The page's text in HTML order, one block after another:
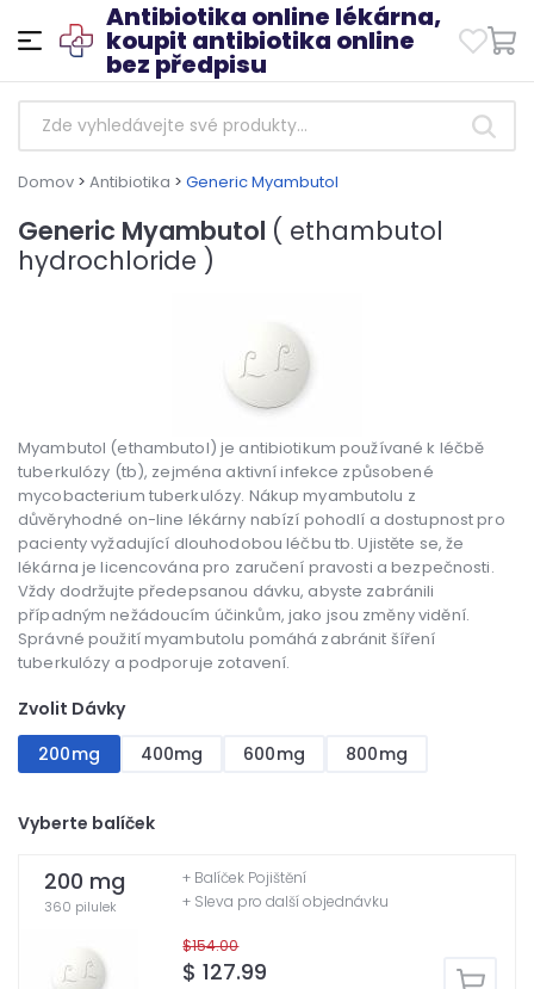
Antibiotika online lékárna,
koupit antibiotika online
bez předpisu
Domov > Antibiotika > Generic Myambutol
Generic Myambutol ( ethambutol
hydrochloride )
Myambutol (ethambutol) je antibiotikum používané k léčbě
tuberkulózy (tb), zejména aktivní infekce způsobené
mycobacterium tuberkulózy. Nákup myambutolu z
důvěryhodné on-line lékárny nabízí pohodlí a dostupnost pro
pacienty vyžadující dlouhodobou léčbu tb. Ujistěte se, že
lékárna je licencována pro zaručení pravosti a bezpečnosti.
Vždy dodržujte předepsanou dávku, abyste zabránili
případným nežádoucím účinkům, jako jsou změny vidění.
Správné použití myambutolu pomáhá zabránit šíření
tuberkulózy a podporuje zotavení.
Zvolit Dávky
200mg
400mg 600mg 800mg
Vyberte balíček
200 mg
360 pilulek
$154.00
$ 127.99
+ Balíček Pojištění
+ Sleva pro další objednávku